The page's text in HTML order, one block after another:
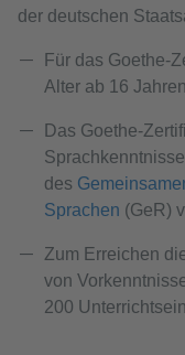
der deutschen
Für das Goethe-
Alter ab 16
Das Goethe-
des
Sprachen (GeR)
Zum Erreichen
von
200